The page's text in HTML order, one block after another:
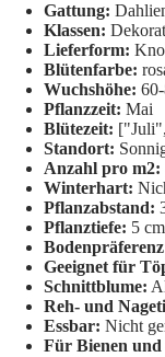
Gattung:
Klassen:
Lieferform:
Blütenfarbe:
Wuchshöhe:
Pflanzzeit: Mai
Blütezeit:
Standort:
Anzahl pro m2:
Winterhart:
Pflanzabstand:
Pflanztiefe: 5 cm
Geeignet für
Schnittblume:
Reh- und
Essbar: Nicht
Für Bienen und